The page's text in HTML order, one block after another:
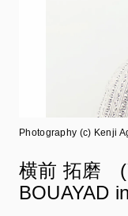
横前 拓磨
BOUAYAD
Photography (c) Kenji